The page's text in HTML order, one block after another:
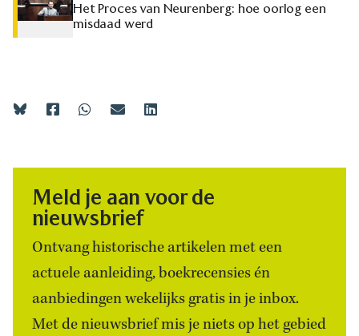
Het Proces van Neurenberg: hoe oorlog een
misdaad werd
Meld je aan voor de
nieuwsbrief
Ontvang historische artikelen met een
actuele aanleiding, boekrecensies én
aanbiedingen wekelijks gratis in je inbox.
Met de nieuwsbrief mis je niets op het gebied